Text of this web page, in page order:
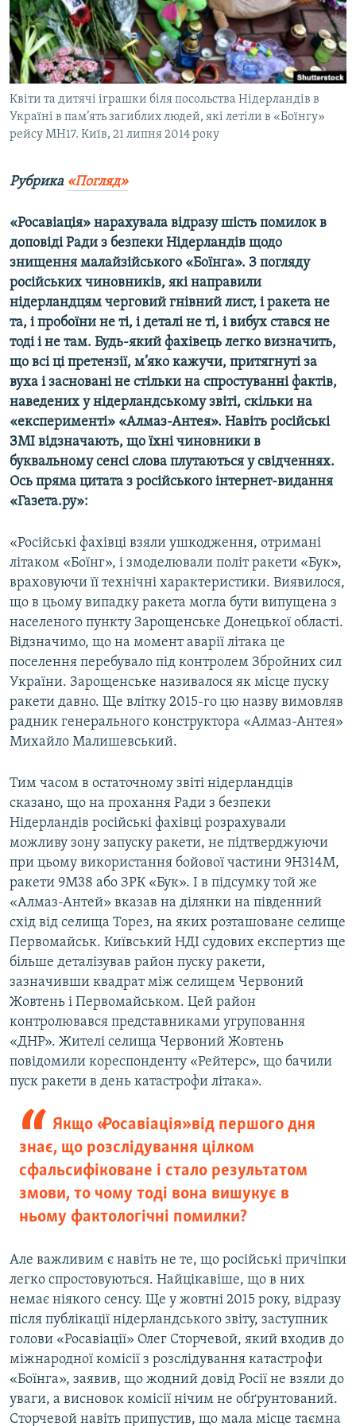
ВІДЕОУРОКИ «ELIFBE»
СВІДЧЕННЯ ОКУПАЦІЇ
УКРАЇНСЬКА ПРОБЛЕМА КРИМУ
ІНФОГРАФІКА
Русский
Qırımtatar
ДОЛУЧАЙСЯ!
Усі сайти RFE/RL
Квіти та дитячі іграшки біля посольства Нідерландів в
Україні в пам’ять загиблих людей, які летіли в «Боїнгу»
рейсу MH17. Київ, 21 липня 2014 року
Рубрика «Погляд»
«Росавіація» нарахувала відразу шість помилок в
доповіді Ради з безпеки Нідерландів щодо
знищення малайзійського «Боїнга». З погляду
російських чиновників, які направили
нідерландцям черговий гнівний лист, і ракета не
та, і пробоїни не ті, і деталі не ті, і вибух стався не
тоді і не там. Будь-який фахівець легко визначить,
що всі ці претензії, м’яко кажучи, притягнуті за
вуха і засновані не стільки на спростуванні фактів,
наведених у нідерландському звіті, скільки на
«експерименті» «Алмаз-Антея». Навіть російські
ЗМІ відзначають, що їхні чиновники в
буквальному сенсі слова плутаються у свідченнях.
Ось пряма цитата з російського інтернет-видання
«Газета.ру»:
«Російські фахівці взяли ушкодження, отримані
літаком «Боїнг», і змоделювали політ ракети «Бук»,
враховуючи її технічні характеристики. Виявилося,
що в цьому випадку ракета могла бути випущена з
населеного пункту Зарощенське Донецької області.
Відзначимо, що на момент аварії літака це
поселення перебувало під контролем Збройних сил
України. Зарощенське називалося як місце пуску
ракети давно. Ще влітку 2015-го цю назву вимовляв
радник генерального конструктора «Алмаз-Антея»
Михайло Малишевський.
Тим часом в остаточному звіті нідерландців
сказано, що на прохання Ради з безпеки
Нідерландів російські фахівці розрахували
можливу зону запуску ракети, не підтверджуючи
при цьому використання бойової частини 9Н314М,
ракети 9М38 або ЗРК «Бук». І в підсумку той же
«Алмаз-Антей» вказав на ділянки на південний
схід від селища Торез, на яких розташоване селище
Первомайськ. Київський НДІ судових експертиз ще
більше деталізував район пуску ракети,
зазначивши квадрат між селищем Червоний
Жовтень і Первомайськом. Цей район
контролювався представниками угруповання
«ДНР». Жителі селища Червоний Жовтень
повідомили кореспонденту «Рейтерс», що бачили
пуск ракети в день катастрофи літака».
Якщо «Росавіація» від першого дня
знає, що розслідування цілком
сфальсифіковане і стало результатом
змови, то чому тоді вона вишукує в
ньому фактологічні помилки?
Але важливим є навіть не те, що російські причіпки
легко спростовуються. Найцікавіше, що в них
немає ніякого сенсу. Ще у жовтні 2015 року, відразу
після публікації нідерландського звіту, заступник
голови «Росавіації» Олег Сторчевой, який входив до
міжнародної комісії з розслідування катастрофи
«Боїнга», заявив, що жодний довід Росії не взяли до
уваги, а висновок комісії нічим не обґрунтований.
Сторчевой навіть припустив, що мала місце таємна